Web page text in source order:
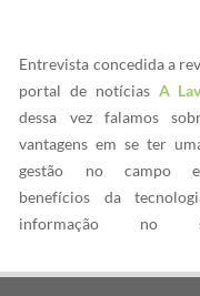
Entrevista concedida a
portal de notícias A
dessa vez falamos
vantagens em se ter
gestão no campo
benefícios da
informação no